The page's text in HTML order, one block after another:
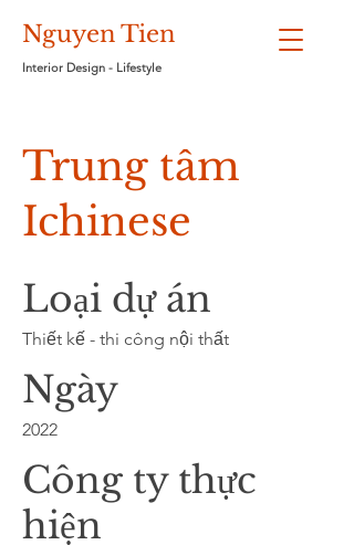
Nguyen Tien
Interior Design - Lifestyle
Trung tâm
Ichinese
Loại dự án
Thiết kế - thi công nội thất
Ngày
2022
Công ty thực
hiện